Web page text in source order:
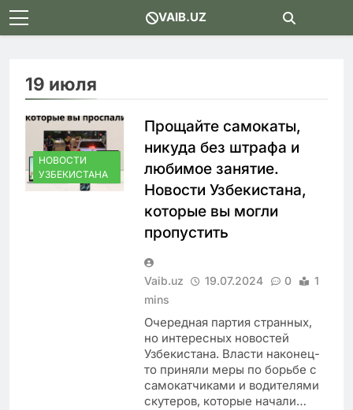
Skip
to
VAIB.UZ
19 июля
НОВОСТИ
УЗБЕКИСТАНА
Прощайте самокаты,
никуда без штрафа и
любимое занятие.
Новости Узбекистана,
которые вы могли
пропустить
Vaib.uz 19.07.2024 0
1
mins
Очередная партия странных,
но интересных новостей
Узбекистана. Власти наконец-
то приняли меры по борьбе с
самокатчиками и водителями
скутеров, которые начали…